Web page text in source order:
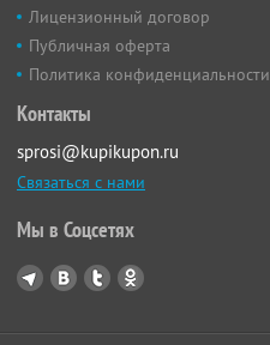
Лицензионный договор
Публичная оферта
Политика конфиденциальности
Контакты
sprosi@kupikupon.ru
Связаться с нами
Мы в Соцсетях